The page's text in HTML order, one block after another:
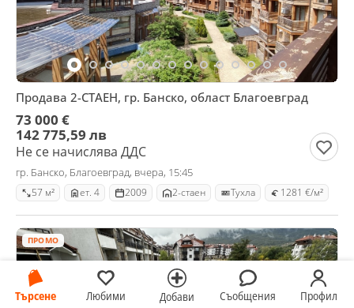
Търсене Любими Добави Съобщения Профил
Продава 2-СТАЕН, гр. Банско, област Благоевград
73 000 €
142 775,59 лв
Не се начислява ДДС
гр. Банско, Благоевград, вчера, 15:45
57 м² ет. 4 2009 2-стаен Тухла 1281 €/м²
ПРОМО